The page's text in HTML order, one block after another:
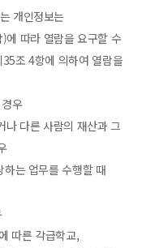
개인정보는
에 따라 열람을 요구할 수
조 4항에 의하여 열람을
우
나 다른 사람의 재산과 그
는 업무를 수행할 때
따른 각급학교,